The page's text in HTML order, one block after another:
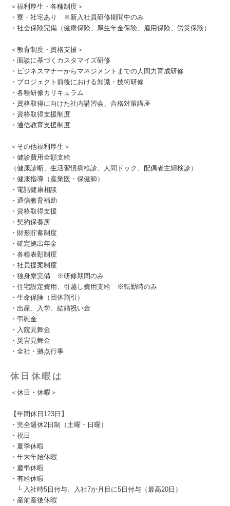
＜福利厚生・各種制度＞
・寮・社宅あり ※新入社員研修期間中のみ
・社会保険完備（健康保険、厚生年金保険、雇用保険、労災保険）
＜教育制度・資格支援＞
・面談に基づくカスタマイズ研修
・ビジネスマナーからマネジメントまでの人間力育成研修
・プロジェクト前後における知識・技術研修
・各種研修カリキュラム
・資格取得に向けた社内講習会、合格対策講座
・資格取得支援制度
・通信教育支援制度
＜その他福利厚生＞
・健診費用全額支給
（健康診断、生活習慣病検診、人間ドック、配偶者主婦検診）
・健康指導（産業医・保健師）
・電話健康相談
・通信教育補助
・資格取得支援
・契約保養所
・財形貯蓄制度
・確定拠出年金
・各種表彰制度
・社員提案制度
・独身寮完備 ※研修期間のみ
・住宅設定費用、引越し費用支給 ※転勤時のみ
・生命保険（団体割引）
・出産、入学、結婚祝い金
・弔慰金
・入院見舞金
・災害見舞金
・全社・拠点行事
休日休暇は
＜休日・休暇＞
【年間休日123日】
・完全週休2日制（土曜・日曜）
・祝日
・夏季休暇
・年末年始休暇
・慶弔休暇
・有給休暇
└ 入社時5日付与、入社7か月目に5日付与（最高20日）
・産前産後休暇